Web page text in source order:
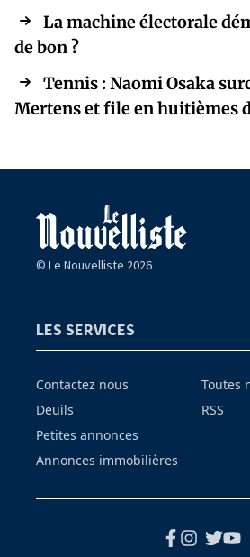
La machine électorale
de bon ?
Tennis : Naomi Osaka
Mertens et file en huitièmes
© Le Nouvelliste 2026
LES SERVICES
Contactez nous
Deuils
Petites annonces
Annonces immobilières
Toutes
RSS